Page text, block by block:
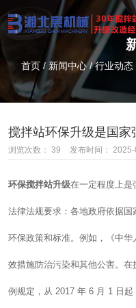
首页 / 新闻中心 /行业动态
搅拌站环保升级是国家
浏览次数： 39 发布时间：
环保搅拌站升级在一定程度上是
法律法规要求：各地政府依据
环保政策和标准。例如，《中
效措施防治污染和其他公害。
例规定，从 2017 年 6 月 1 日